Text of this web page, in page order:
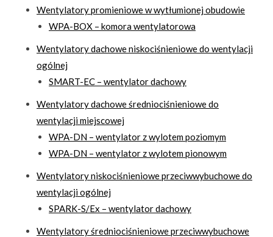
Wentylatory promieniowe w wytłumionej obudowie
WPA-BOX – komora wentylatorowa
Wentylatory dachowe niskociśnieniowe do wentylacji
ogólnej
SMART-EC – wentylator dachowy
Wentylatory dachowe średniociśnieniowe do
wentylacji miejscowej
WPA-DN – wentylator z wylotem poziomym
WPA-DN – wentylator z wylotem pionowym
Wentylatory niskociśnieniowe przeciwwybuchowe do
wentylacji ogólnej
SPARK-S/Ex – wentylator dachowy
Wentylatory średniociśnieniowe przeciwwybuchowe